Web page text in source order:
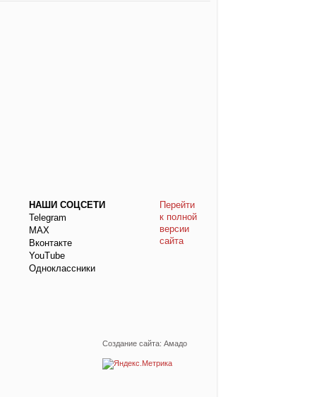
НАШИ СОЦСЕТИ
Telegram
МАХ
Вконтакте
YouTube
Одноклассники
Перейти
к полной
версии
сайта
Создание сайта: Амадо